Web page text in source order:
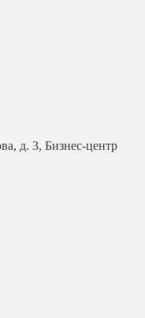
д. 3, Бизнес-центр